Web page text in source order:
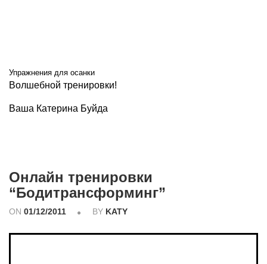
Упражнения для осанки
Волшебной тренировки!
Ваша Катерина Буйда
Онлайн тренировки
“Бодитрансформинг”
ON 01/12/2011 BY KATY